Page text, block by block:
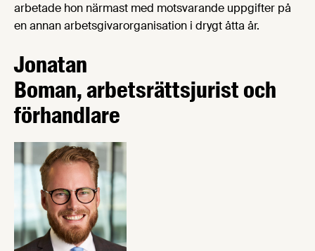
arbetade hon närmast med motsvarande uppgifter på
en annan arbetsgivarorganisation i drygt åtta år.
Jonatan
Boman, arbetsrättsjurist och
förhandlare